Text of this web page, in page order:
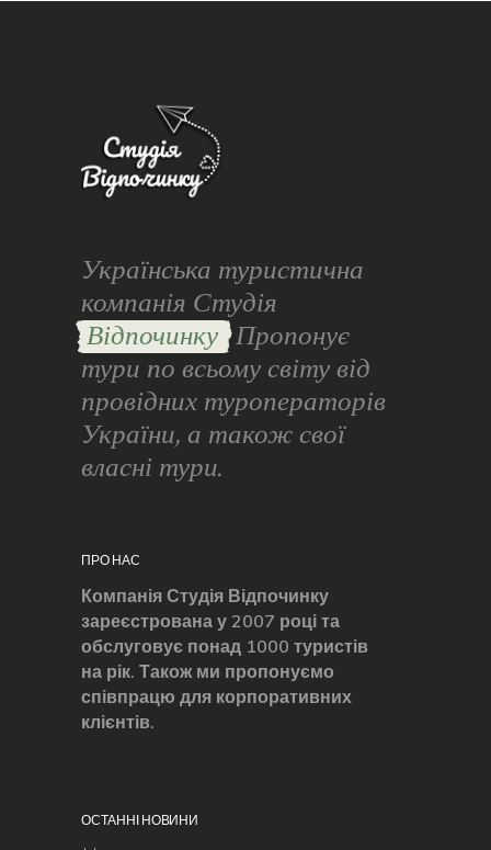
Українська туристична
компанія Студія
Відпочинку Пропонує
тури по всьому світу від
провідних туроператорів
України, а також свої
власні тури.
ПРО НАС
Компанія Студія Відпочинку
зареєстрована у 2007 році та
обслуговує понад 1000 туристів
на рік. Також ми пропонуємо
співпрацю для корпоративних
клієнтів.
ОСТАННІ НОВИНИ